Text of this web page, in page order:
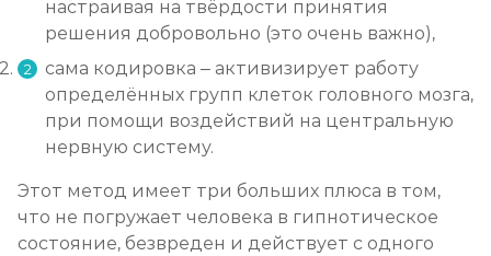
настраивая на твёрдости принятия
решения добровольно (это очень важно),
сама кодировка – активизирует работу
определённых групп клеток головного мозга,
при помощи воздействий на центральную
нервную систему.
Этот метод имеет три больших плюса в том,
что не погружает человека в гипнотическое
состояние, безвреден и действует с одного